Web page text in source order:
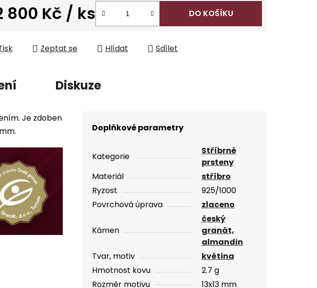
800 Kč / ks DO KOŠÍKU
Zeptat se Hlídat Sdílet
Diskuze
Je zdoben
Doplňkové parametry
Kategorie
Stříbrné
prsteny
Materiál
stříbro
Ryzost
925/1000
Povrchová úprava
zlaceno
Kámen
český
granát,
almandin
Tvar, motiv
květina
Hmotnost kovu
2.7 g
Rozměr motivu
13x13 mm